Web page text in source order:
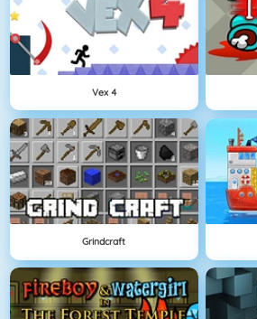
Vex 4
Grindcraft